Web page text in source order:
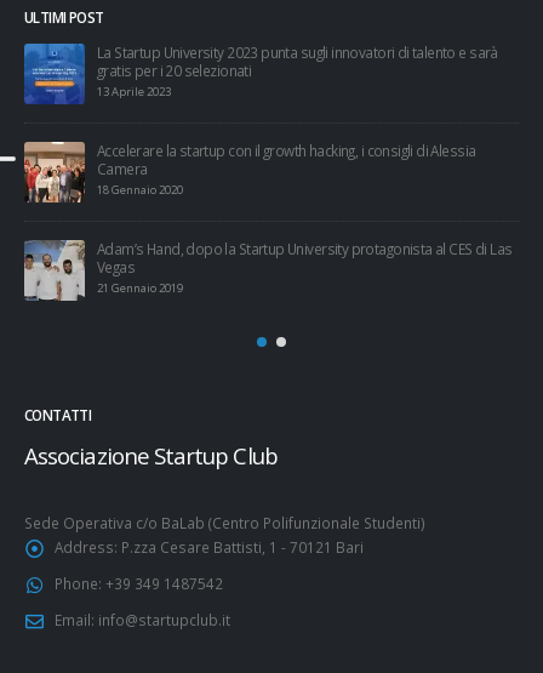
ULTIMI POST
La Startup University 2023 punta sugli innovatori di talento e sarà
gratis per i 20 selezionati
13 Aprile 2023
Accelerare la startup con il growth hacking, i consigli di Alessia
Camera
18 Gennaio 2020
Adam’s Hand, dopo la Startup University protagonista al CES di Las
Vegas
21 Gennaio 2019
CONTATTI
Associazione Startup Club
Sede Operativa c/o BaLab (Centro Polifunzionale Studenti)
Address: P.zza Cesare Battisti, 1 - 70121 Bari
Phone: +39 349 1487542
Email: info@startupclub.it